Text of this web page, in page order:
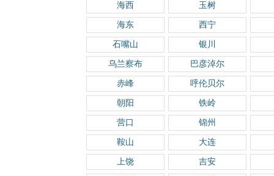
海西 玉树
海东 西宁
石嘴山 银川
乌兰察布 巴彦淖尔
赤峰 呼伦贝尔
朝阳 铁岭
营口 锦州
鞍山 大连
上饶 吉安